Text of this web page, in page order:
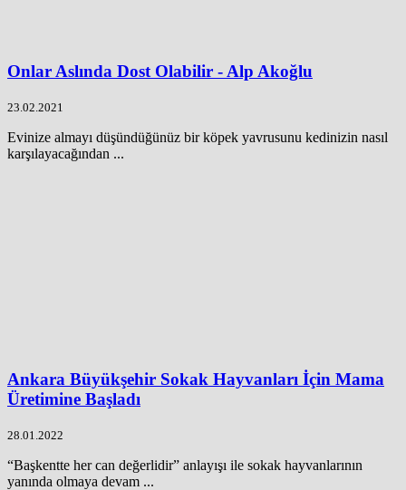
Onlar Aslında Dost Olabilir - Alp Akoğlu
23.02.2021
Evinize almayı düşündüğünüz bir köpek yavrusunu kedinizin nasıl
karşılayacağından ...
Ankara Büyükşehir Sokak Hayvanları İçin Mama
Üretimine Başladı
28.01.2022
“Başkentte her can değerlidir” anlayışı ile sokak hayvanlarının
yanında olmaya devam ...